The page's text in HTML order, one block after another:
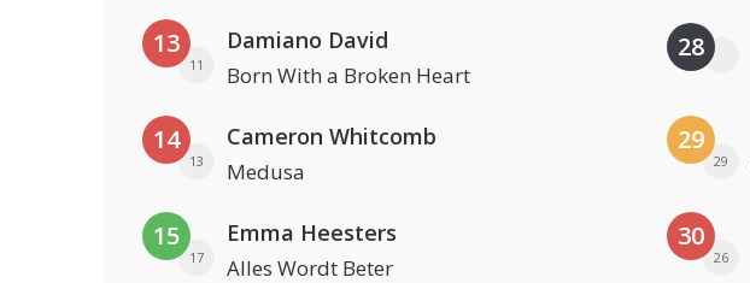
13
11
Damiano David
Born With a Broken Heart
14
13
Cameron Whitcomb
Medusa
15
17
Emma Heesters
Alles Wordt Beter
28
29
29
30
26